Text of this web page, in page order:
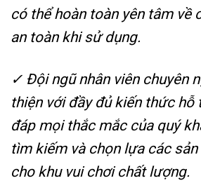
có thể hoàn toàn yên tâm về
an toàn khi sử dụng.
✓ Đội ngũ nhân viên chuyên
thiện với đầy đủ kiến thức hỗ
đáp mọi thắc mắc của quý
tìm kiếm và chọn lựa các
cho khu vui chơi chất lượng.